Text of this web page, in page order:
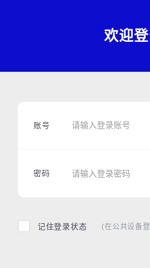
欢迎
账号
密码
记住登录状态 (在公共设备